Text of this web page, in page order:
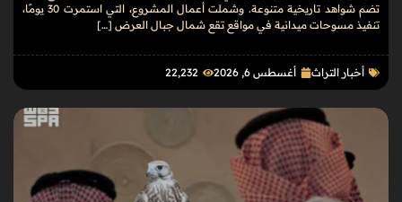
تضم شواهد تاريخية متنوعة. وشملت أعمال المشروع، التي استمرت 30 يومًا،
تنفيذ مسوحات ميدانية في مواقع تقع شمال جبال العرض […]
أخبار التراث أغسطس 6, 2026 22٬232